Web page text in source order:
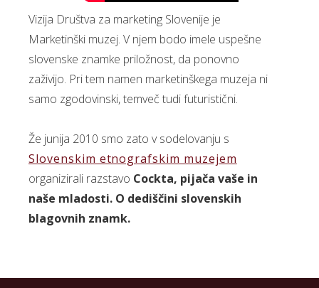
Vizija Društva za marketing Slovenije je
Marketinški muzej. V njem bodo imele uspešne
slovenske znamke priložnost, da ponovno
zaživijo. Pri tem namen marketinškega muzeja ni
samo zgodovinski, temveč tudi futuristični.
Že junija 2010 smo zato v sodelovanju s
Slovenskim etnografskim muzejem
organizirali razstavo Cockta, pijača vaše in
naše mladosti. O dediščini slovenskih
blagovnih znamk.